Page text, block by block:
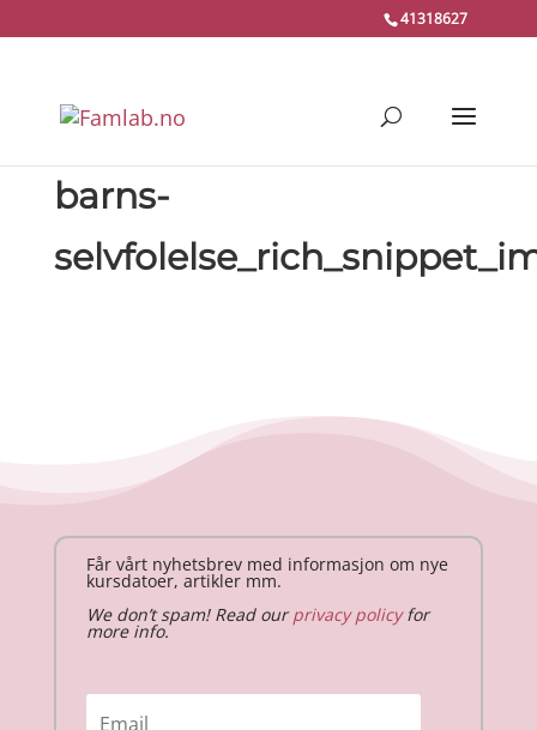
41318627
barns-
Får vårt nyhetsbrev med informasjon om nye
kursdatoer, artikler mm.
We don’t spam! Read ourprivacy policyfor
more info.